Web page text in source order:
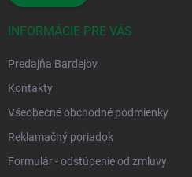
INFORMÁCIE PRE VÁS
Predajňa Bardejov
Kontakty
Všeobecné obchodné podmienky
Reklamačný poriadok
Formulár - odstúpenie od zmluvy